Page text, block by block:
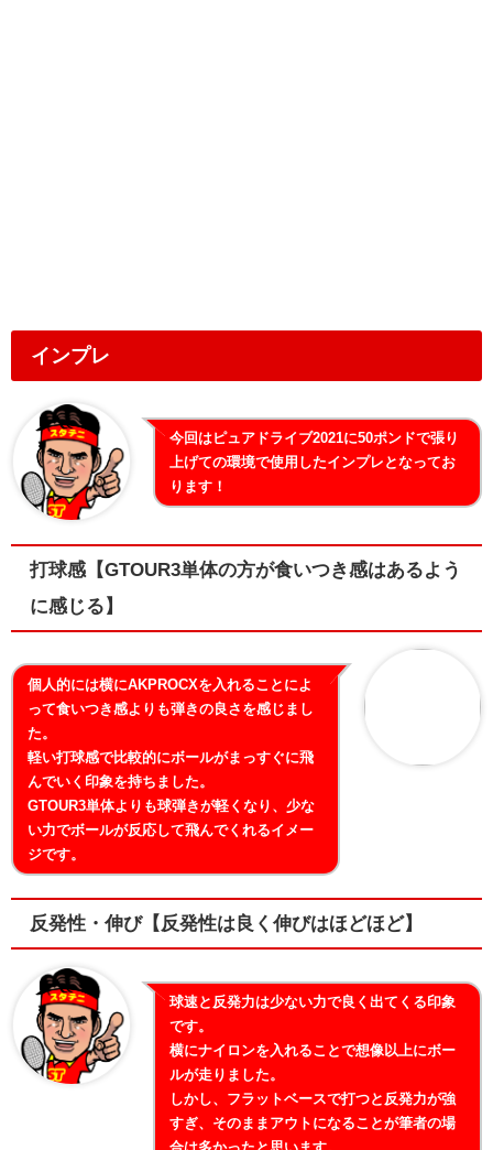
インプレ
今回はピュアドライブ2021に50ポンドで張り
上げての環境で使用したインプレとなってお
ります！
打球感【GTOUR3単体の方が食いつき感はあるよう
に感じる】
個人的には横にAKPROCXを入れることによ
って食いつき感よりも弾きの良さを感じまし
た。
軽い打球感で比較的にボールがまっすぐに飛
んでいく印象を持ちました。
GTOUR3単体よりも球弾きが軽くなり、少な
い力でボールが反応して飛んでくれるイメー
ジです。
反発性・伸び【反発性は良く伸びはほどほど】
球速と反発力は少ない力で良く出てくる印象
です。
横にナイロンを入れることで想像以上にボー
ルが走りました。
しかし、フラットベースで打つと反発力が強
すぎ、そのままアウトになることが筆者の場